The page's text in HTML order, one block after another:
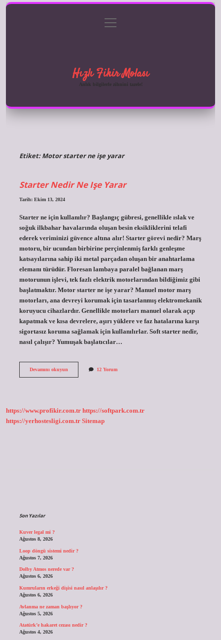
Gizlilik Politikası
menüyü
aç
Hızlı Fikir Molası
Anlık bilgilerle zihnini tazele!
Etiket:Motor starter ne işe yarar
Starter Nedir Ne Işe Yarar
Tarih: Ekim 13, 2024
Starter ne için kullanılır? Başlangıç ​​gübresi, genellikle ıslak ve
soğuk ilkbahar havalarında oluşan besin eksikliklerini telafi
ederek veriminizi güvence altına alır! Starter görevi nedir? Marş
motoru, bir ucundan birbirine perçinlenmiş farklı genleşme
katsayılarına sahip iki metal parçadan oluşan bir anahtarlama
elemanı türüdür. Floresan lambaya paralel bağlanan marş
motorunun işlevi, tek fazlı elektrik motorlarından bildiğimiz gibi
başlatmaktır. Motor starter ne işe yarar? Manuel motor marş
motorları, ana devreyi korumak için tasarlanmış elektromekanik
koruyucu cihazlardır. Genellikle motorları manuel olarak açıp
kapatmak ve kısa devrelere, aşırı yüklere ve faz hatalarına karşı
sigortasız koruma sağlamak için kullanılırlar. Soft starter nedir,
nasıl çalışır? Yumuşak başlatıcılar…
Devamını okuyunStarter
12 Yorum
https://www.profikir.com.tr https://softpark.com.tr
https://yerhostesligi.com.tr Sitemap
Son Yazılar
Kuver legal mi ?
Ağustos 8, 2026
Loop döngü sistemi nedir ?
Ağustos 7, 2026
Dolby Atmos nerede var ?
Ağustos 6, 2026
Kumruların erkeği dişisi nasıl anlaşılır ?
Ağustos 6, 2026
Avlanma ne zaman başlıyor ?
Ağustos 5, 2026
Atatürk’e hakaret cezası nedir ?
Ağustos 4, 2026